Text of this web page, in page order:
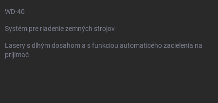
WD-40
Systém pre riadenie zemných strojov
Lasery s dlhým dosahom a s funkciou automaticého zacielenia na
prijímač